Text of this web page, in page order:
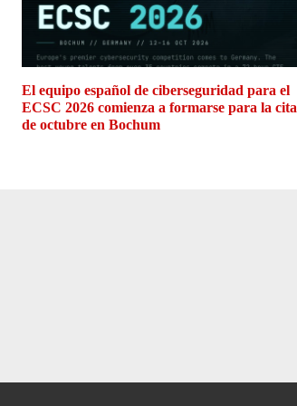
El equipo español de ciberseguridad para el
ECSC 2026 comienza a formarse para la cita
de octubre en Bochum